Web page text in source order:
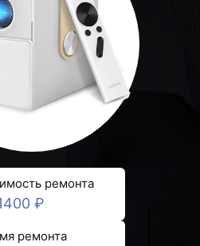
ремонта
₽
ремонта